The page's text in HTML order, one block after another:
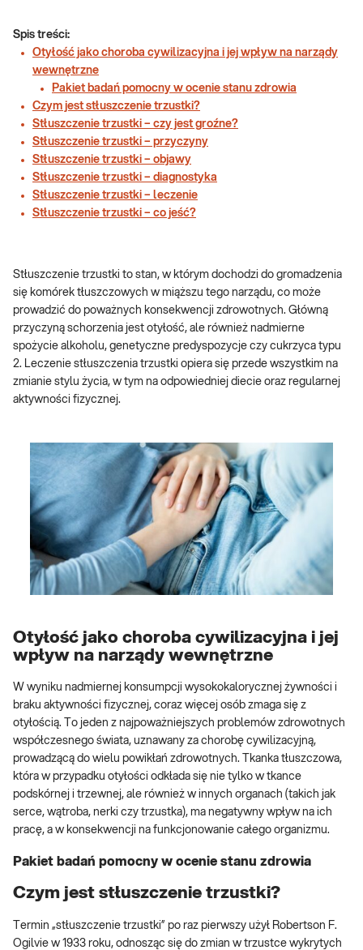
Spis treści:
Otyłość jako choroba cywilizacyjna i jej wpływ na narządy
wewnętrzne
Pakiet badań pomocny w ocenie stanu zdrowia
Czym jest stłuszczenie trzustki?
Stłuszczenie trzustki – czy jest groźne?
Stłuszczenie trzustki – przyczyny
Stłuszczenie trzustki – objawy
Stłuszczenie trzustki – diagnostyka
Stłuszczenie trzustki – leczenie
Stłuszczenie trzustki – co jeść?
Stłuszczenie trzustki to stan, w którym dochodzi do gromadzenia
się komórek tłuszczowych w miąższu tego narządu, co może
prowadzić do poważnych konsekwencji zdrowotnych. Główną
przyczyną schorzenia jest otyłość, ale również nadmierne
spożycie alkoholu, genetyczne predyspozycje czy cukrzyca typu
2. Leczenie stłuszczenia trzustki opiera się przede wszystkim na
zmianie stylu życia, w tym na odpowiedniej diecie oraz regularnej
aktywności fizycznej.
Otyłość jako choroba cywilizacyjna i jej
wpływ na narządy wewnętrzne
W wyniku nadmiernej konsumpcji wysokokalorycznej żywności i
braku aktywności fizycznej, coraz więcej osób zmaga się z
otyłością. To jeden z najpoważniejszych problemów zdrowotnych
współczesnego świata, uznawany za chorobę cywilizacyjną,
prowadzącą do wielu powikłań zdrowotnych. Tkanka tłuszczowa,
która w przypadku otyłości odkłada się nie tylko w tkance
podskórnej i trzewnej, ale również w innych organach (takich jak
serce, wątroba, nerki czy trzustka), ma negatywny wpływ na ich
pracę, a w konsekwencji na funkcjonowanie całego organizmu.
Pakiet badań pomocny w ocenie stanu zdrowia
Czym jest stłuszczenie trzustki?
Termin „stłuszczenie trzustki” po raz pierwszy użył Robertson F.
Ogilvie w 1933 roku, odnosząc się do zmian w trzustce wykrytych